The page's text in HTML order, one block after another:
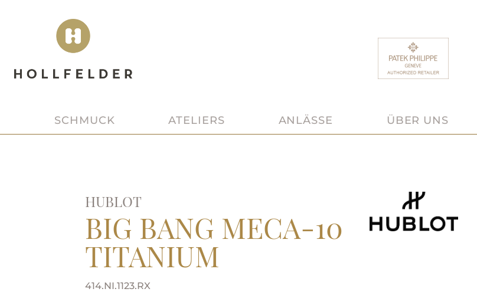
SCHMUCK ATELIERS ANLÄSSE ÜBER UNS
HUBLOT
BIG BANG MECA-10
TITANIUM
414.NI.1123.RX